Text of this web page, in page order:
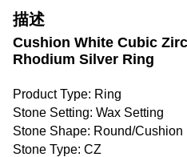
描述
Cushion White Cubic
Rhodium Silver Ring
Product Type: Ring
Stone Setting: Wax Setting
Stone Shape: Round/Cushion
Stone Type: CZ